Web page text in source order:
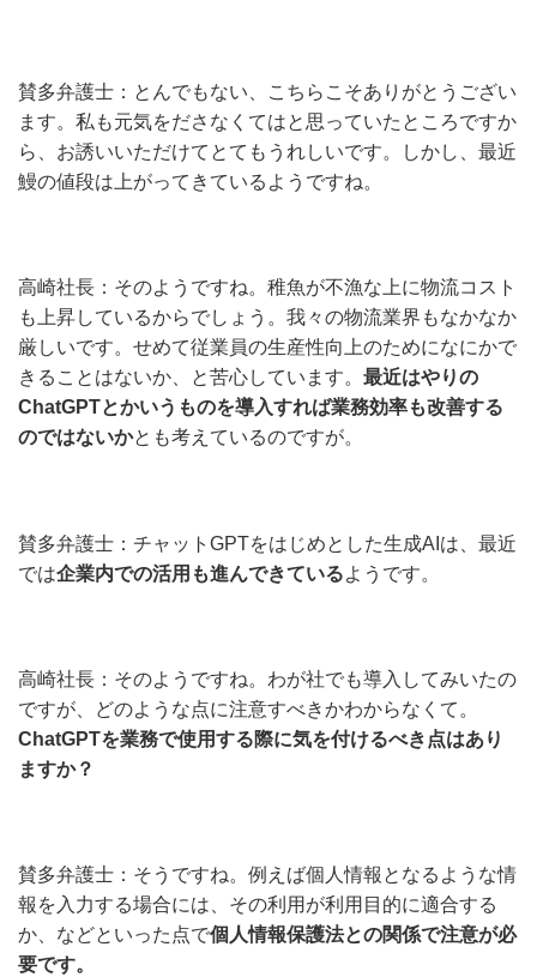
賛多弁護士：とんでもない、こちらこそありがとうござい
ます。私も元気をださなくてはと思っていたところですか
ら、お誘いいただけてとてもうれしいです。しかし、最近
鰻の値段は上がってきているようですね。
高崎社長：そのようですね。稚魚が不漁な上に物流コスト
も上昇しているからでしょう。我々の物流業界もなかなか
厳しいです。せめて従業員の生産性向上のためになにかで
きることはないか、と苦心しています。 最近はやりの
ChatGPTとかいうものを導入すれば業務効率も改善する
のではないかとも考えているのですが。
賛多弁護士：チャットGPTをはじめとした生成AIは、最近
では企業内での活用も進んできているようです。
高崎社長：そのようですね。わが社でも導入してみいたの
ですが、どのような点に注意すべきかわからなくて。
ChatGPTを業務で使用する際に気を付けるべき点はあり
ますか？
賛多弁護士：そうですね。例えば個人情報となるような情
報を入力する場合には、その利用が利用目的に適合する
か、などといった点で個人情報保護法との関係で注意が必
要です。